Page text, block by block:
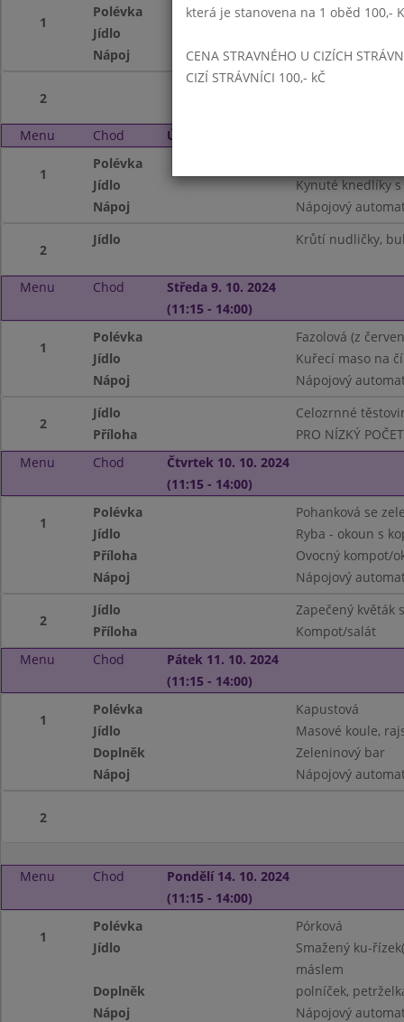
1
Polévka
Vločková (z
Jídlo
Nápoj
Nápojový
2
Menu Chod Úterý 8. 10. 2024 (11:15 - 14:00)
1
Polévka
Jídlo
Kynuté knedlíky
Nápoj
Nápojový
2
Jídlo Krůtí nudličky,
Menu Chod
Středa 9. 10. 2024
(11:15 - 14:00)
1
Polévka
Fazolová (z
Jídlo
Kuřecí maso na
Nápoj
Nápojový
2
Jídlo
Celozrnné
Příloha
PRO NÍZKÝ
Menu
Chod
Čtvrtek 10. 10. 2024
(11:15 - 14:00)
1
Polévka
Pohanková se
Jídlo
Ryba - okoun s
Příloha
Ovocný kompot/
Nápoj
Nápojový
2
Jídlo
Zapečený květák
Příloha
Kompot/salát
Menu
Chod
Pátek 11. 10. 2024
(11:15 - 14:00)
1
Polévka
Kapustová
Jídlo
Masové koule,
Doplněk
Zeleninový bar
Nápoj
Nápojový
2
Menu Chod
Pondělí 14. 10. 2024
(11:15 - 14:00)
1
Polévka
Pórková
Jídlo
Smažený ku-
máslem
Doplněk
polníček,
Nápoj
Nápojový
která je stanovena na 1 oběd 100,-
CENA STRAVNÉHO U CIZÍCH
CIZÍ STRÁVNÍCI 100,- kČ